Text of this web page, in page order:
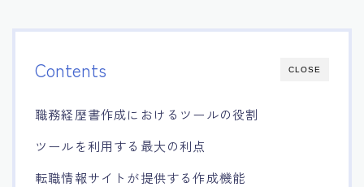
13.セルフブランディングの重要性
14.デジタル化やAIの進化がもたらす影響
CLOSE
Contents
職務経歴書作成におけるツールの役割
ツールを利用する最大の利点
転職情報サイトが提供する作成機能